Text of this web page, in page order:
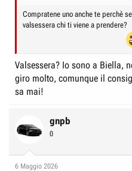
Compratene uno anche te perchè
valsessera chi ti viene a prendere?
Valsessera? Io sono a Biella,
giro molto, comunque il
sa mai!
gnpb
0
6 Maggio 2026